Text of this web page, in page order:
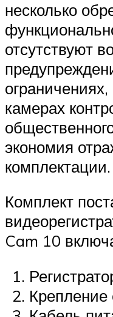
несколько
отсутствуют
камерах
экономия
комплектации.
Комплект
Cam 10
Крепление